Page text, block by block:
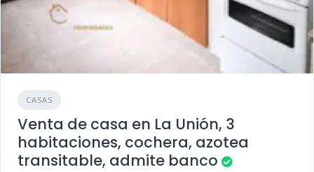
CASAS
Venta de casa en La Unión, 3
habitaciones, cochera, azotea
transitable, admite banco